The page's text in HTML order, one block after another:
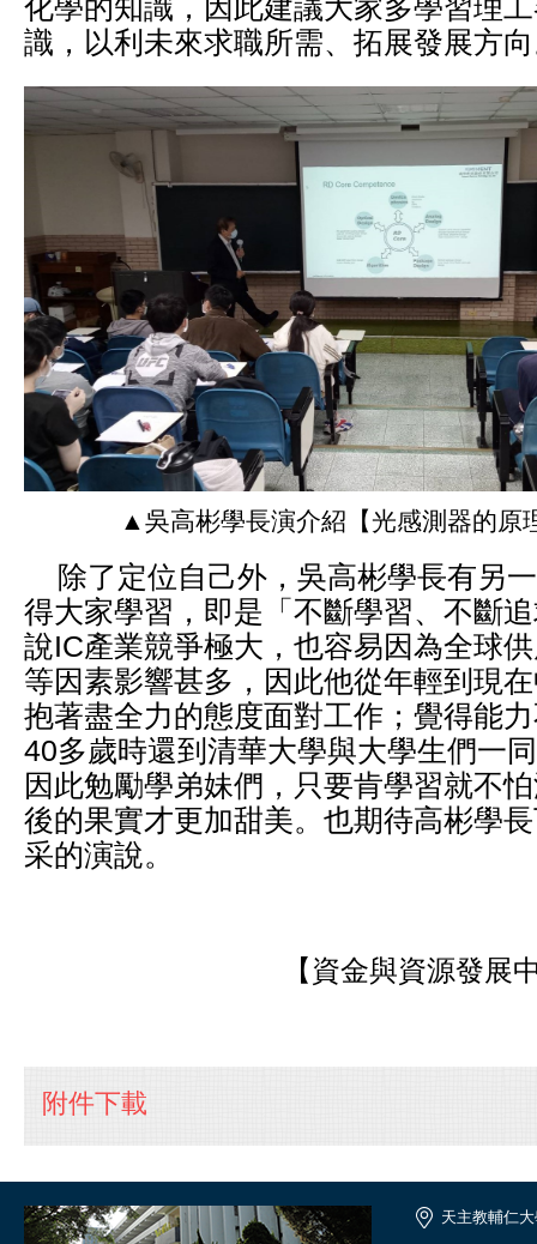
化學的知識，因此建議大家多學習理
識，以利未來求職所需、拓展發展方
▲吳高彬學長演介紹【光感測器的原
除了定位自己外，吳高彬學長有另
得大家學習，即是「不斷學習、不斷
說IC產業競爭極大，也容易因為全球
等因素影響甚多，因此他從年輕到現
抱著盡全力的態度面對工作；覺得能
40多歲時還到清華大學與大學生們一
因此勉勵學弟妹們，只要肯學習就不
後的果實才更加甜美。也期待高彬學
采的演說。
【資金與資源發展
附件下載
天主教輔仁